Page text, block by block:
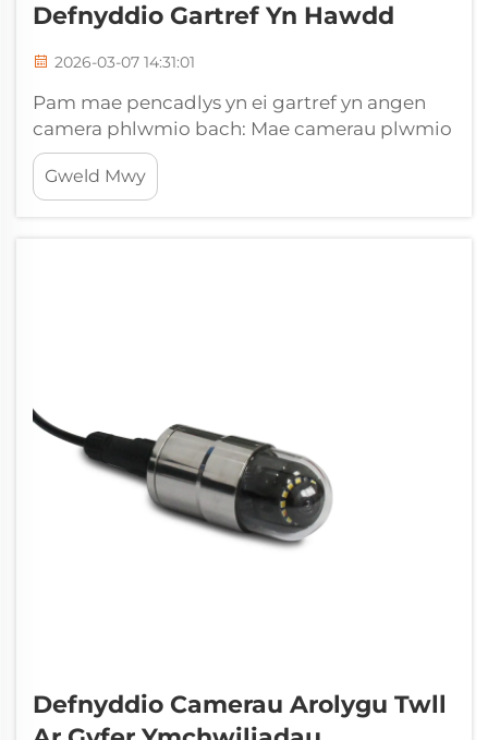
Defnyddio Gartref Yn Hawdd
2026-03-07 14:31:01
Pam mae pencadlys yn ei gartref yn angen
camera phlwmio bach: Mae camerau plwmio
bach yn newid y gêm i bencadlys sydd â
phroblemau â threithiau. Gall y dyfeisiau
bychain hyn caniatáu i bobl weld o fewn eu
Gweld Mwy
Defnyddio Camerau Arolygu Twll